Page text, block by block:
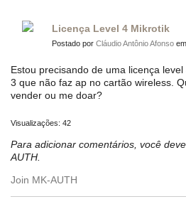
Licença Level 4 Mikrotik
Postado por Cláudio Antônio Afonso
Estou precisando de uma licença
3 que não faz ap no cartão wireless.
vender ou me doar?
Visualizações: 42
Para adicionar comentários, você
AUTH.
Join MK-AUTH